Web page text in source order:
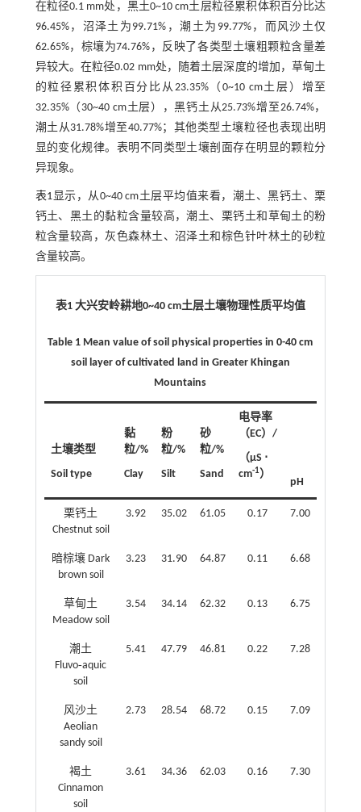
在粒径0.1 mm处，黑土0~10 cm土层粒径累积体积百分比达
96.45%，沼泽土为99.71%，潮土为99.77%，而风沙土仅
62.65%，棕壤为74.76%，反映了各类型土壤粗颗粒含量差
异较大。在粒径0.02 mm处，随着土层深度的增加，草甸土
的粒径累积体积百分比从23.35%（0~10 cm土层）增至
32.35%（30~40 cm土层），黑钙土从25.73%增至26.74%，
潮土从31.78%增至40.77%；其他类型土壤粒径也表现出明
显的变化规律。表明不同类型土壤剖面存在明显的颗粒分
异现象。
表1显示，从0~40 cm土层平均值来看，潮土、黑钙土、栗
钙土、黑土的黏粒含量较高，潮土、栗钙土和草甸土的粉
粒含量较高，灰色森林土、沼泽土和棕色针叶林土的砂粒
含量较高。
表1 大兴安岭耕地0~40 cm土层土壤物理性质平均值
Table 1 Mean value of soil physical properties in 0-40 cm
soil layer of cultivated land in Greater Khingan
Mountains
土壤类型
Soil type
黏
粒/%
Clay
粉
粒/%
Silt
砂
粒/%
Sand
电导率
（EC）/
（μS ⋅
cm-1）
pH
栗钙土
Chestnut soil
3.92 35.02 61.05 0.17 7.00
暗棕壤 Dark
brown soil
3.23 31.90 64.87 0.11 6.68
草甸土
Meadow soil
3.54 34.14 62.32 0.13 6.75
潮土
Fluvo‑aquic
soil
5.41 47.79 46.81 0.22 7.28
风沙土
Aeolian
sandy soil
2.73 28.54 68.72 0.15 7.09
褐土
Cinnamon
soil
3.61 34.36 62.03 0.16 7.30